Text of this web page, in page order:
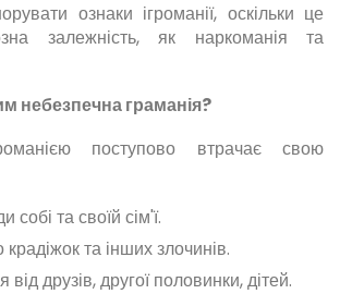
ознаки ігроманії, оскільки це
залежність, як наркоманія та
небезпечна граманія?
поступово втрачає свою
собі та своїй сім'ї.
та інших злочинів.
від друзів, другої половинки, дітей.